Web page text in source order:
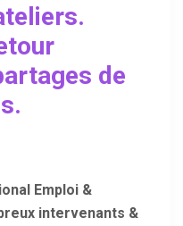
.
de
Emploi &
intervenants &